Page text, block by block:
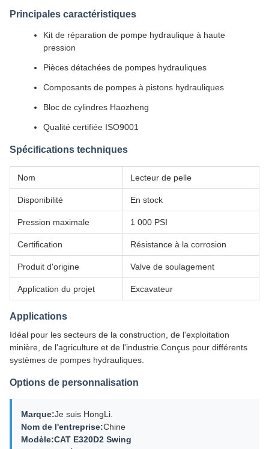
Principales caractéristiques
Kit de réparation de pompe hydraulique à haute
pression
Pièces détachées de pompes hydrauliques
Composants de pompes à pistons hydrauliques
Bloc de cylindres Haozheng
Qualité certifiée ISO9001
Spécifications techniques
Nom Lecteur de pelle
Disponibilité En stock
Pression maximale 1 000 PSI
Certification Résistance à la corrosion
Produit d'origine Valve de soulagement
Application du projet Excavateur
Applications
Idéal pour les secteurs de la construction, de l'exploitation
minière, de l'agriculture et de l'industrie.Conçus pour différents
systèmes de pompes hydrauliques.
Options de personnalisation
Marque:Je suis HongLi.
Nom de l'entreprise:Chine
Modèle:CAT E320D2 Swing